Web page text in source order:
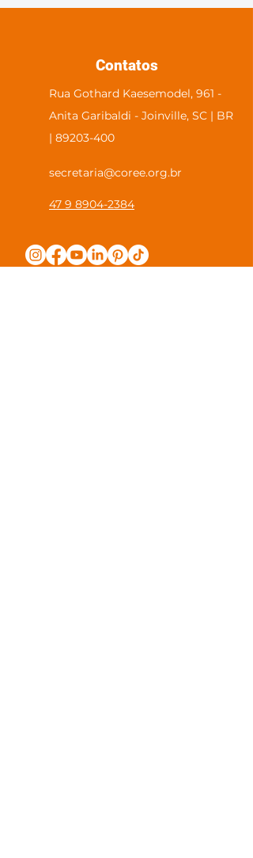
Contatos
Rua Gothard Kaesemodel, 961 -
Anita Garibaldi - Joinville, SC | BR
| 89203-400
secretaria@coree.org.br
47 9 8904-2384